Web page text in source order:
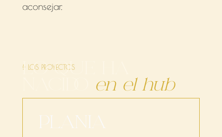
aconsejar.
§ LOS PROYECTOS
LO QUE HA
en el hub
PLANIA